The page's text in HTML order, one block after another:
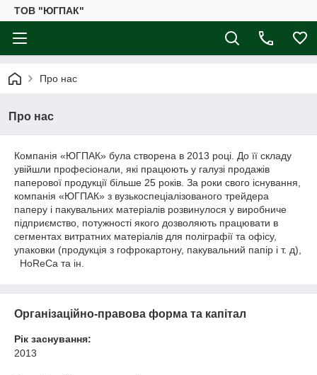
ТОВ "ЮГПАК"
Про нас
Про нас
Компанія «ЮГПАК» була створена в 2013 році. До її складу
увійшли професіонали, які працюють у галузі продажів
паперової продукції більше 25 років. За роки свого існування,
компанія «ЮГПАК» з вузькоспеціалізованого трейдера
паперу і пакувальних матеріалів розвинулося у виробниче
підприємство, потужності якого дозволяють працювати в
сегментах витратних матеріалів для поліграфії та офісу,
упаковки (продукція з гофрокартону, пакувальний папір і т. д),
HoReCa та ін.
Організаційно-правова форма та капітал
Рік заснування:
2013